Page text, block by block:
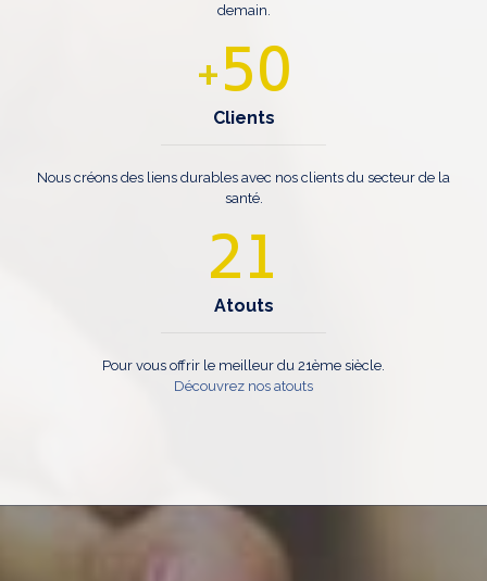
demain.
+50
Clients
Nous créons des liens durables avec nos clients du secteur de la
santé.
21
Atouts
Pour vous offrir le meilleur du 21ème siècle.
Découvrez nos atouts